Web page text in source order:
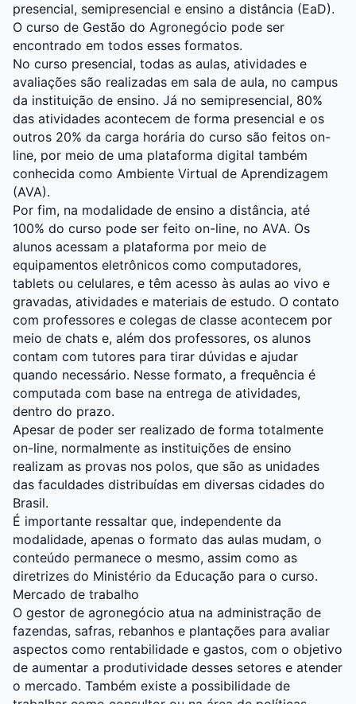
presencial, semipresencial e ensino a distância (EaD).
O curso de Gestão do Agronegócio pode ser
encontrado em todos esses formatos.
No curso presencial, todas as aulas, atividades e
avaliações são realizadas em sala de aula, no campus
da instituição de ensino. Já no semipresencial, 80%
das atividades acontecem de forma presencial e os
outros 20% da carga horária do curso são feitos on-
line, por meio de uma plataforma digital também
conhecida como Ambiente Virtual de Aprendizagem
(AVA).
Por fim, na modalidade de ensino a distância, até
100% do curso pode ser feito on-line, no AVA. Os
alunos acessam a plataforma por meio de
equipamentos eletrônicos como computadores,
tablets ou celulares, e têm acesso às aulas ao vivo e
gravadas, atividades e materiais de estudo. O contato
com professores e colegas de classe acontecem por
meio de chats e, além dos professores, os alunos
contam com tutores para tirar dúvidas e ajudar
quando necessário. Nesse formato, a frequência é
computada com base na entrega de atividades,
dentro do prazo.
Apesar de poder ser realizado de forma totalmente
on-line, normalmente as instituições de ensino
realizam as provas nos polos, que são as unidades
das faculdades distribuídas em diversas cidades do
Brasil.
É importante ressaltar que, independente da
modalidade, apenas o formato das aulas mudam, o
conteúdo permanece o mesmo, assim como as
diretrizes do Ministério da Educação para o curso.
Mercado de trabalho
O gestor de agronegócio atua na administração de
fazendas, safras, rebanhos e plantações para avaliar
aspectos como rentabilidade e gastos, com o objetivo
de aumentar a produtividade desses setores e atender
o mercado. Também existe a possibilidade de